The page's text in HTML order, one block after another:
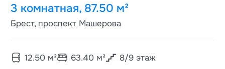
3 комнатная, 87.50 м²
Брест, проспект Машерова
12.50м² 63.40м² 8/9этаж